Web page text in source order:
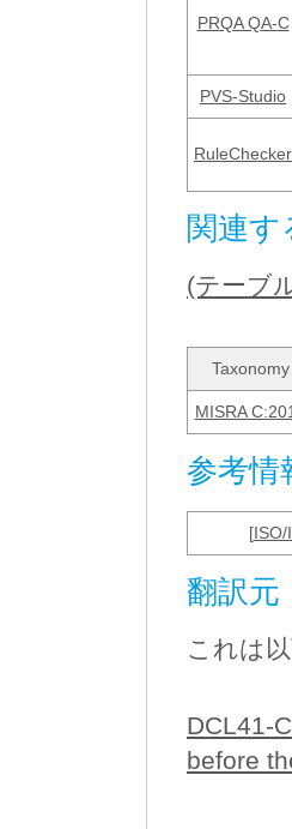
PRQA QA-C
PVS-Studio
RuleChecker
関連
(テーブ
Taxonomy
MISRA
参考情
[ISO/
翻訳元
これは
DCL41-
before